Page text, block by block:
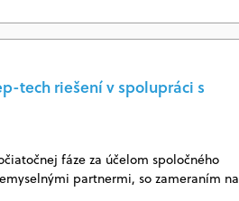
tech riešení v spolupráci s
fáze za účelom spoločného
partnermi, so zameraním na